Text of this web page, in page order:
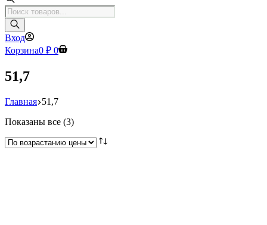
Поиск
товаров
Вход
Корзина0 ₽ 0
51,7
Главная 51,7
Показаны все (3)Цены:
возрастанию